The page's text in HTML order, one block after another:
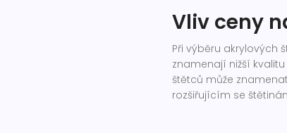
Vliv ceny
Při výběru akrylových
znamenají nižší
štětců může
rozšiřujícím se